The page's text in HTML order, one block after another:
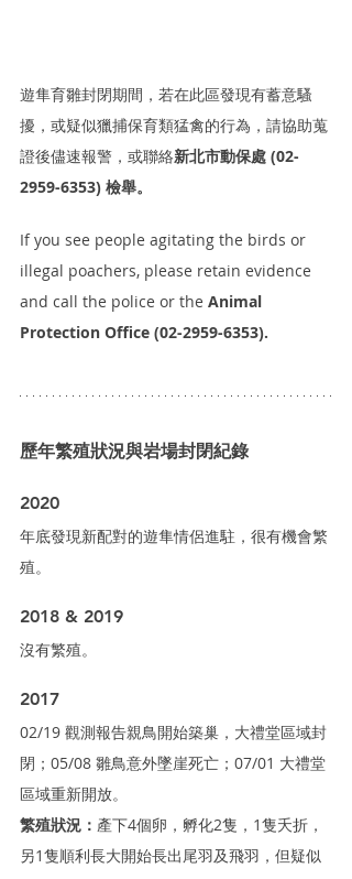
遊隼育雛封閉期間，若在此區發現有蓄意騷
擾，或疑似獵捕保育類猛禽的行為，請協助蒐
證後儘速報警，或聯絡新北市動保處 (02-
2959-6353) 檢舉。
If you see people agitating the birds or
illegal poachers, please retain evidence
and call the police or the Animal
Protection Office (02-2959-6353).
歷年繁殖狀況與岩場封閉紀錄
2020
年底發現新配對的遊隼情侶進駐，很有機會繁
殖。
2018 & 2019
沒有繁殖。
2017
02/19 觀測報告親鳥開始築巢，大禮堂區域封
閉；05/08 雛鳥意外墜崖死亡；07/01 大禮堂
區域重新開放。
繁殖狀況： 產下4個卵，孵化2隻，1隻夭折，
另1隻順利長大開始長出尾羽及飛羽，但疑似